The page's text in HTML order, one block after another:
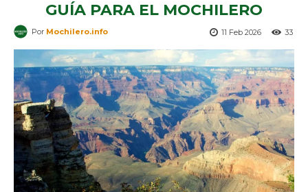
GUÍA PARA EL MOCHILERO
33
11 Feb 2026
Por Mochilero.info